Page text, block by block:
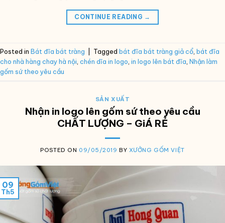
CONTINUE READING →
Posted in Bát đĩa bát tràng Tagged bát đĩa bát tràng giả cổ, bát đĩa
cho nhà hàng chay hà nội, chén dĩa in logo, in logo lên bát đĩa, Nhận làm
gốm sứ theo yêu cầu
SẢN XUẤT
Nhận in logo lên gốm sứ theo yêu cầu
CHẤT LƯỢNG – GiÁ RẺ
POSTED ON 09/05/2019 BY XƯỞNG GỐM VIỆT
09
Th5